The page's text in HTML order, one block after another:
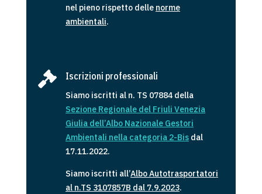
nel pieno rispetto delle norme
ambientali.
 Iscrizioni professionali
Siamo iscritti al n. TS 07884 della
Sezione Regionale del Friuli Venezia
Giulia dell’Albo Nazionale Gestori
Ambientali nellacategoria 2-Bisdal
17.11.2022.
Siamo iscritti all’Albo Autotrasportatori
al n.TS 3107857B dal 7.9.2023.